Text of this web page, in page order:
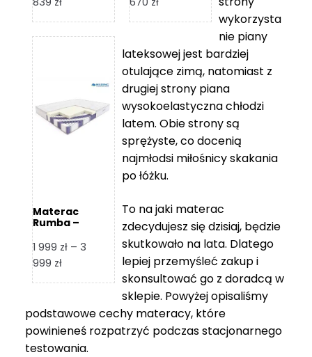
od
839 zł
5
119 zł
do
670 zł
Materac
Rumba –
1 999 zł – 3
999 złZakres
1
999 zł
do
wykorzysta
nie piany
lateksowej jest bardziej
otulające zimą, natomiast z
drugiej strony piana
wysokoelastyczna chłodzi
latem. Obie strony są
sprężyste, co docenią
najmłodsi miłośnicy skakania
po łóżku.
To na jaki materac
zdecydujesz się dzisiaj, będzie
skutkowało na lata. Dlatego
lepiej przemyśleć zakup i
skonsultować go z doradcą w
sklepie. Powyżej opisaliśmy
podstawowe cechy materacy, które
powinieneś rozpatrzyć podczas stacjonarnego
testowania.